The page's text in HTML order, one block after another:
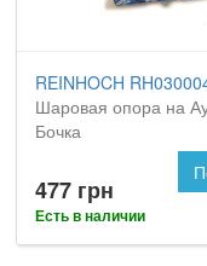
REINHOCH
Шаровая опора на
Бочка
477 грн
Есть в наличии